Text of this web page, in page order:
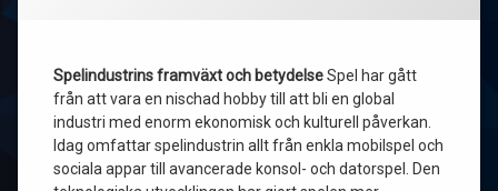
Spelindustrins framväxt och betydelseSpel har gått
från att vara en nischad hobby till att bli en global
industri med enorm ekonomisk och kulturell påverkan.
Idag omfattar spelindustrin allt från enkla mobilspel och
sociala appar till avancerade konsol- och datorspel. Den